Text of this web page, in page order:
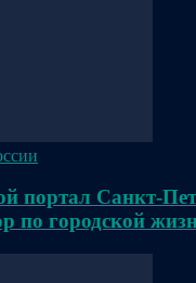
портал Санкт-
по городской